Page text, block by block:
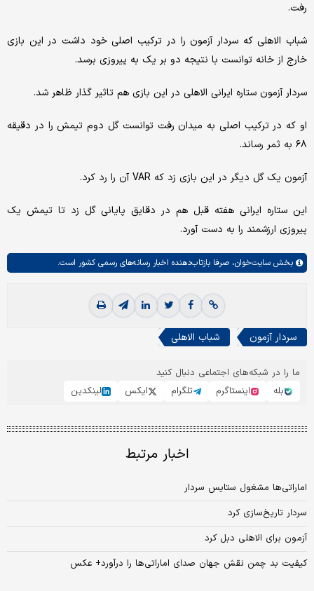
رفت.
شباب الاهلی که سردار آزمون را در ترکیب اصلی خود داشت در این بازی
خارج از خانه توانست با نتیجه دو بر یک به پیروزی برسد.
سردار آزمون ستاره ایرانی الاهلی در این بازی هم تاثیر گذار ظاهر شد.
او که در ترکیب اصلی به میدان رفت توانست گل دوم تیمش را در دقیقه
۶۸ به ثمر رساند.
آزمون یک گل دیگر در این بازی زد که VAR آن را رد کرد.
این ستاره ایرانی هفته قبل هم در دقایق پایانی گل زد تا تیمش یک
پیروزی ارزشمند را به دست آورد.
بخش سایت‌خوان، صرفا بازتاب‌دهنده اخبار رسانه‌های رسمی کشور است.
سردار آزمون شباب الاهلی
ما را در شبکه‌های اجتماعی دنبال کنید
بله
اینستاگرم تلگرام ایکس لینکدین
اخبار مرتبط
اماراتی‌ها مشغول ستایس سردار
سردار تاریخ‌سازی کرد
آزمون برای الاهلی دبل کرد
کیفیت بد چمن نقش جهان صدای اماراتی‌ها را درآورد+ عکس